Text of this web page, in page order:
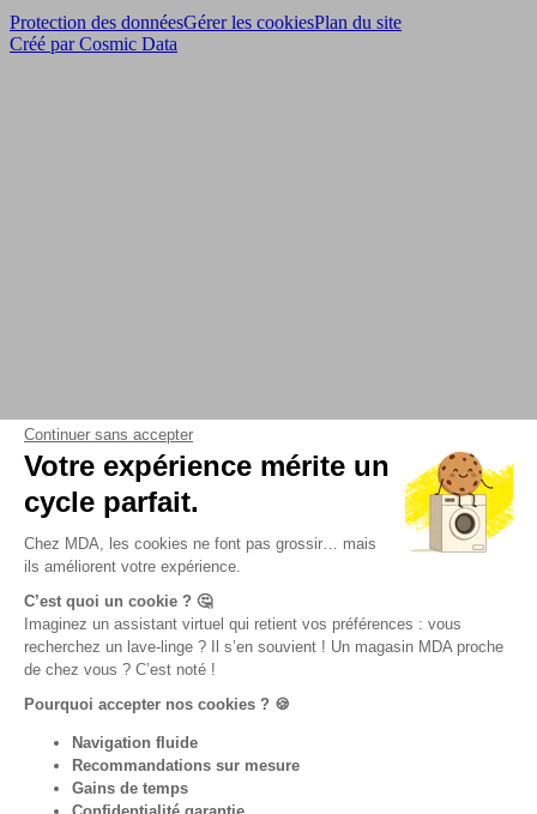
Continuer sans accepter
Votre expérience mérite un
cycle parfait.
Chez MDA, les cookies ne font pas grossir… mais
ils améliorent votre expérience.
C’est quoi un cookie ? 🤔
Imaginez un assistant virtuel qui retient vos préférences : vous
recherchez un lave-linge ? Il s’en souvient ! Un magasin MDA proche
de chez vous ? C’est noté !
Pourquoi accepter nos cookies ? 🍪
Navigation fluide
Recommandations sur mesure
Gains de temps
Confidentialité garantie
Protection des donnéesGérer les cookiesPlan du site
Créé par Cosmic Data